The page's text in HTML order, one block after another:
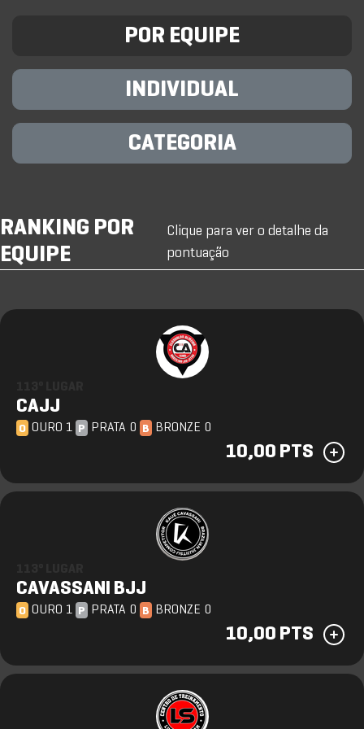
POR EQUIPE
INDIVIDUAL
CATEGORIA
RANKING POR
EQUIPE
Clique para ver o detalhe da
pontuação
CAJJ
O OURO 1 P PRATA 0 B BRONZE 0
10,00 PTS
CAVASSANI BJJ
O OURO 1 P PRATA 0 B BRONZE 0
10,00 PTS